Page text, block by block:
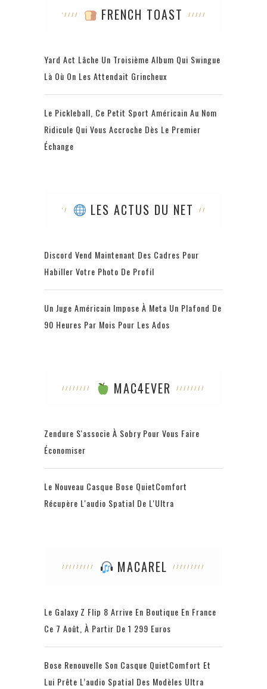
FRENCH TOAST
Yard Act Lâche Un Troisième Album Qui Swingue
Là Où On Les Attendait Grincheux
Le Pickleball, Ce Petit Sport Américain Au Nom
Ridicule Qui Vous Accroche Dès Le Premier
Échange
LES ACTUS DU NET
Discord Vend Maintenant Des Cadres Pour
Habiller Votre Photo De Profil
Un Juge Américain Impose À Meta Un Plafond De
90 Heures Par Mois Pour Les Ados
MAC4EVER
Zendure S'associe À Sobry Pour Vous Faire
Économiser
Le Nouveau Casque Bose QuietComfort
Récupère L'audio Spatial De L'Ultra
MACAREL
Le Galaxy Z Flip 8 Arrive En Boutique En France
Ce 7 Août, À Partir De 1 299 Euros
Bose Renouvelle Son Casque QuietComfort Et
Lui Prête L’audio Spatial Des Modèles Ultra